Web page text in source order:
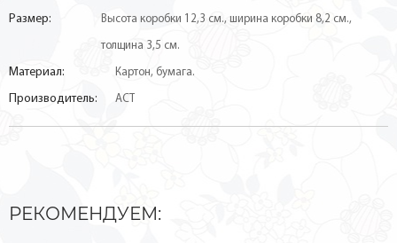
Размер: Высота коробки 12,3 см., ширина коробки 8,2 см.,
толщина 3,5 см.
Материал: Картон, бумага.
Производитель: АСТ
РЕКОМЕНДУЕМ: